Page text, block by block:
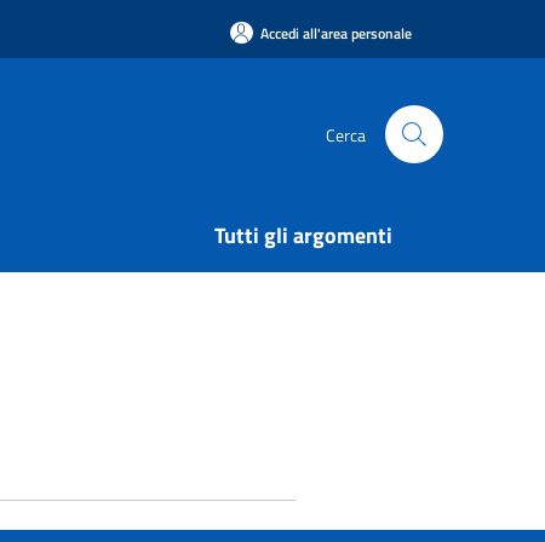
Accedi all'area personale
Cerca
Tutti gli argomenti